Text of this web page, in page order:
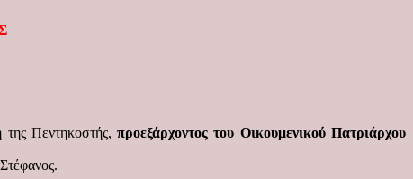
της Πεντηκοστής,προεξάρχοντος του Οικουμενικού Πατριάρχου